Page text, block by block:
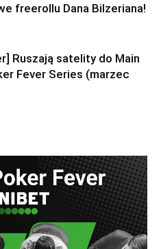
freerollu Dana Bilzeriana!
Ruszają satelity do Main
Fever Series (marzec